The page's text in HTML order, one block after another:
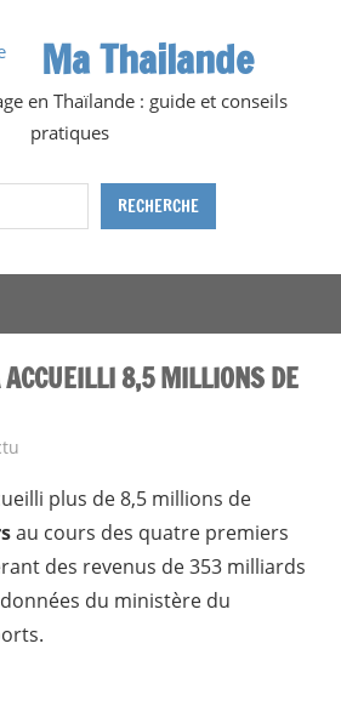
Ma Thailande
en Thaïlande : guide et conseils
pratiques
Rechercher
RECHERCHE
8,5 MILLIONS DE
Thailande
plus de 8,5 millions de
au cours des quatre premiers
des revenus de 353 milliards
du ministère du